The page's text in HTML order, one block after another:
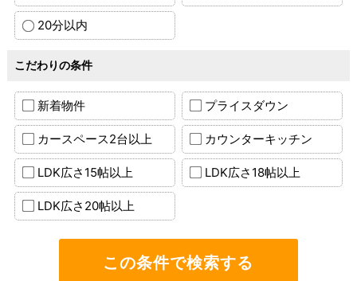
20分以内
こだわりの条件
新着物件 プライスダウン
カースペース2台以上 カウンターキッチン
LDK広さ15帖以上 LDK広さ18帖以上
LDK広さ20帖以上